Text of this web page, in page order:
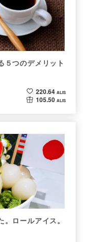
５つのデメリット
220.64 ALIS
105.50 ALIS
ロールアイス。